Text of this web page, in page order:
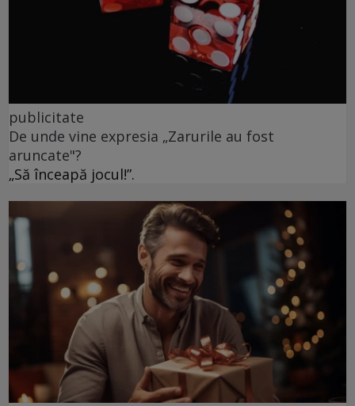
publicitate
De unde vine expresia „Zarurile au fost
aruncate"?
„Să înceapă jocul!”.